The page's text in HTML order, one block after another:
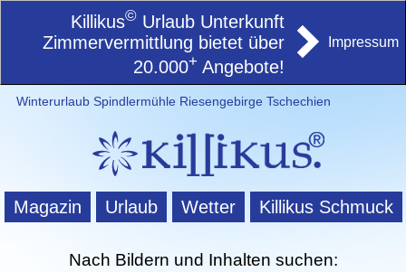
Killikus© Urlaub Unterkunft
Zimmervermittlung bietet über
20.000+ Angebote!
Impressum
Winterurlaub Spindlermühle Riesengebirge Tschechien
Magazin Urlaub Wetter Killikus Schmuck
Nach Bildern und Inhalten suchen: